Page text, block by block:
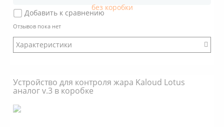
Добавить к сравнению
Отзывов пока нет
Характеристики
Коробка: Нет
Размер: Стандартный
Стенки: Наклонные
Покрытие: Нет
Устройство для контроля жара Kaloud Lotus
аналог v.3 в коробке